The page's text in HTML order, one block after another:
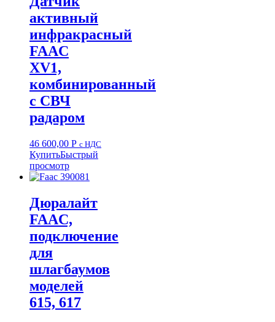
активный
инфракрасный
FAAC
XV1,
комбинированный
c СВЧ
радаром
46 600,00 Р с НДС
КупитьБыстрый
просмотр
Дюралайт
FAAC,
подключение
для
шлагбаумов
моделей
615, 617